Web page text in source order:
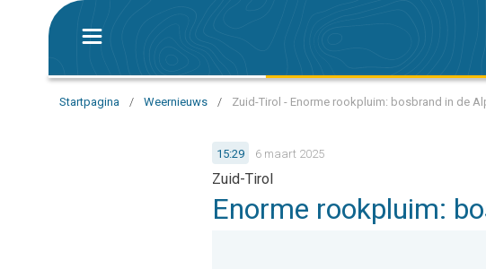
Startpagina / Weernieuws / Zuid-Tirol - Enorme rookpluim: bosbrand in de
15:29 6 maart 2025
Zuid-Tirol
Enorme rookpluim: